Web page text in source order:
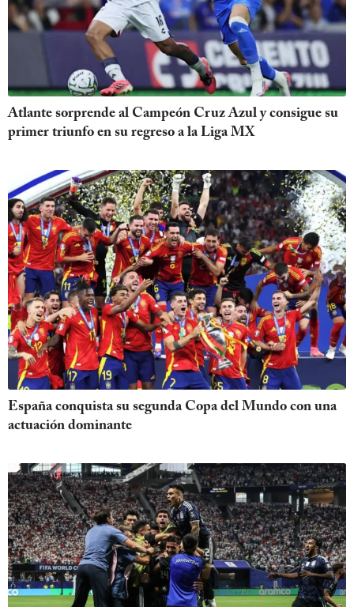
Atlante sorprende al Campeón Cruz Azul y consigue su
primer triunfo en su regreso a la Liga MX
España conquista su segunda Copa del Mundo con una
actuación dominante